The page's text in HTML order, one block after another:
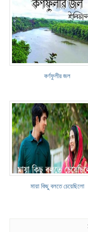
কর্ণফুলীর জল
মায়া কিছু বলতে চেয়েছিলো